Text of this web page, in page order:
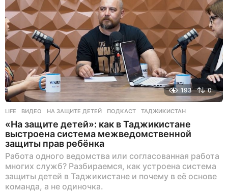
193 0
LIFE ВИДЕО ,НА ЗАЩИТЕ ДЕТЕЙ ,ПОДКАСТ ,ТАДЖИКИСТАН
«На защите детей»: как в Таджикистане
выстроена система межведомственной
защиты прав ребёнка
Работа одного ведомства или согласованная работа
многих служб? Разбираемся, как устроена система
защиты детей в Таджикистане и почему в её основе
команда, а не одиночка.